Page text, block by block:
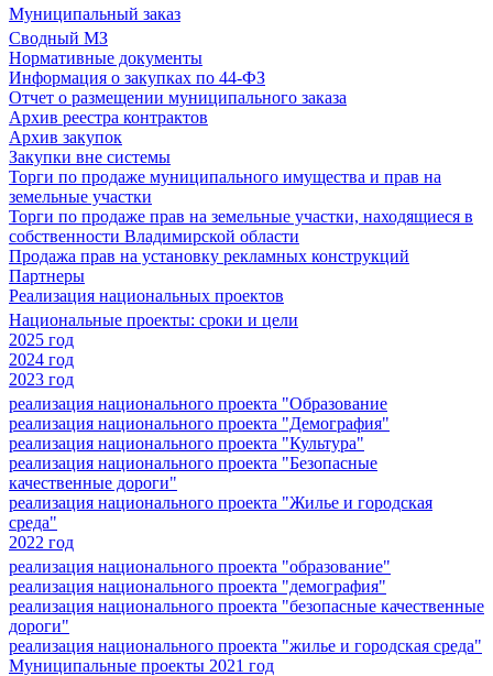
Муниципальный заказ
Сводный МЗ
Нормативные документы
Информация о закупках по 44-ФЗ
Отчет о размещении муниципального заказа
Архив реестра контрактов
Архив закупок
Закупки вне системы
Торги по продаже муниципального имущества и прав на
земельные участки
Торги по продаже прав на земельные участки, находящиеся в
собственности Владимирской области
Продажа прав на установку рекламных конструкций
Партнеры
Реализация национальных проектов
Национальные проекты: сроки и цели
2025 год
2024 год
2023 год
реализация национального проекта "Образование
реализация национального проекта "Демография"
реализация национального проекта "Культура"
реализация национального проекта "Безопасные
качественные дороги"
реализация национального проекта "Жилье и городская
среда"
2022 год
реализация национального проекта "образование"
реализация национального проекта "демография"
реализация национального проекта "безопасные качественные
дороги"
реализация национального проекта "жилье и городская среда"
Муниципальные проекты 2021 год